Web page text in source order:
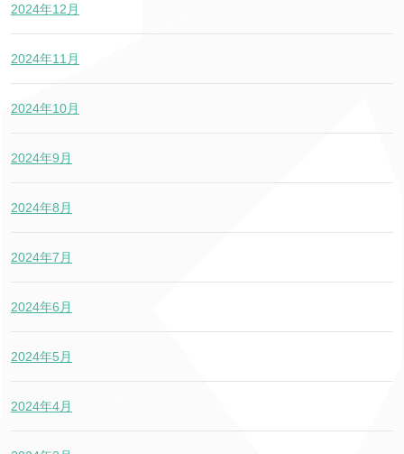
2024年12月
2024年11月
2024年10月
2024年9月
2024年8月
2024年7月
2024年6月
2024年5月
2024年4月